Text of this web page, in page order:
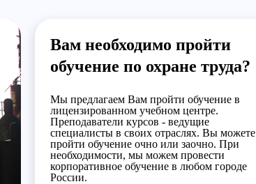
Вам необходимо пройти
обучение по охране труда?
Мы предлагаем Вам пройти обучение в
лицензированном учебном центре.
Преподаватели курсов - ведущие
специалисты в своих отраслях. Вы можете
пройти обучение очно или заочно. При
необходимости, мы можем провести
корпоративное обучение в любом городе
России.